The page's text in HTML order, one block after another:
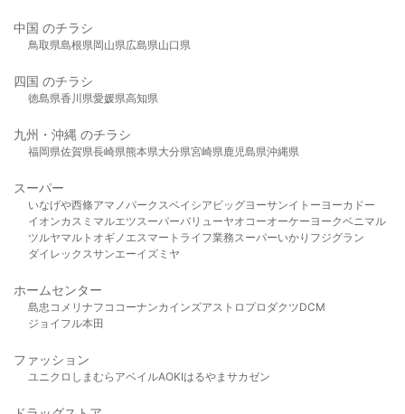
中国 のチラシ
鳥取県島根県岡山県広島県山口県
四国 のチラシ
徳島県香川県愛媛県高知県
九州・沖縄 のチラシ
福岡県佐賀県長崎県熊本県大分県宮崎県鹿児島県沖縄県
スーパー
いなげや西條アマノパークスベイシア ビッグヨーサンイトーヨーカドー
イオンカスミ マルエツスーパーバリューヤオコーオーケー ヨークベニマル
ツルヤマルト オギノ エスマート ライフ業務スーパーいかり フジグラン
ダイレックスサンエーイズミヤ
ホームセンター
島忠 コメリ ナフコ コーナンカインズアストロプロダクツDCM
ジョイフル本田
ファッション
ユニクロ しまむら アベイルAOKIはるやま サカゼン